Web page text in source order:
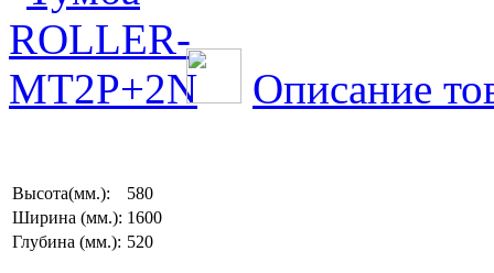
Описание
Высота(мм.):
580
Ширина (мм.): 1600
Глубина (мм.): 520